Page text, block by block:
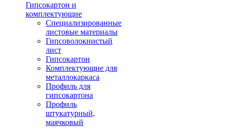
Гипсокартон и
комплектующие
Специализированные
листовые материалы
Гипсоволокнистый
лист
Гипсокартон
Комплектующие для
металлокаркаса
Профиль для
гипсокартона
Профиль
штукатурный,
маячковый